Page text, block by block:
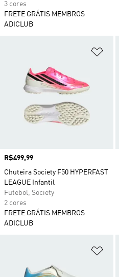
3 cores
FRETE GRÁTIS MEMBROS
ADICLUB
Preço
R$499,99
Chuteira Society F50 HYPERFAST
LEAGUE Infantil
Futebol, Society
2 cores
FRETE GRÁTIS MEMBROS
ADICLUB